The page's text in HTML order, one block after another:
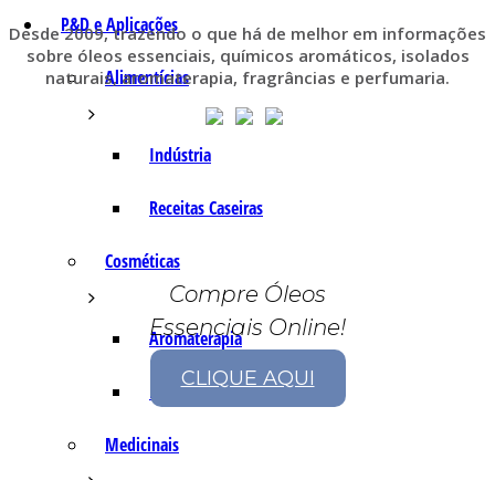
P&D e Aplicações
Alimentícias
Indústria
Receitas Caseiras
Cosméticas
Aromaterapia
Fórmulas Caseiras
Medicinais
Desde 2009, trazendo o que há de melhor em informações
sobre óleos essenciais, químicos aromáticos, isolados
naturais, aromaterapia, fragrâncias e perfumaria.
Compre Óleos
Essenciais Online!
CLIQUE AQUI